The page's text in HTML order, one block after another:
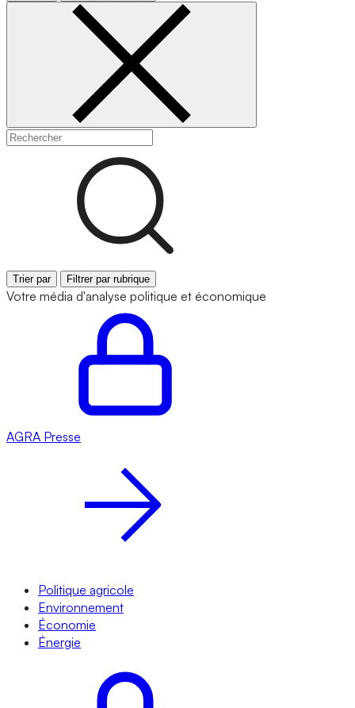
Trier par Filtrer par rubrique
Votre média d'analyse politique et économique
AGRA Presse
Politique agricole
Environnement
Économie
Énergie